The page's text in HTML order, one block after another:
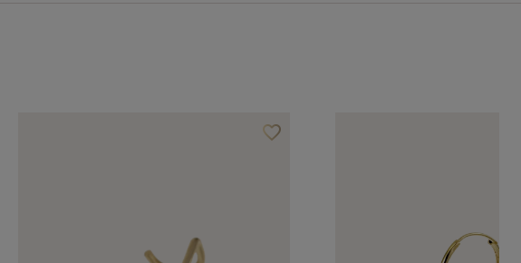
favoris favorite_borderAjouter à vos favoris